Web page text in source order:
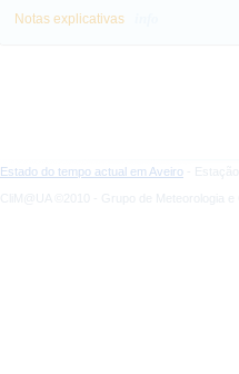
Notas explicativas
Estado do tempo actual em Aveiro
CliM@UA ©2010 - Grupo de Meteorologia